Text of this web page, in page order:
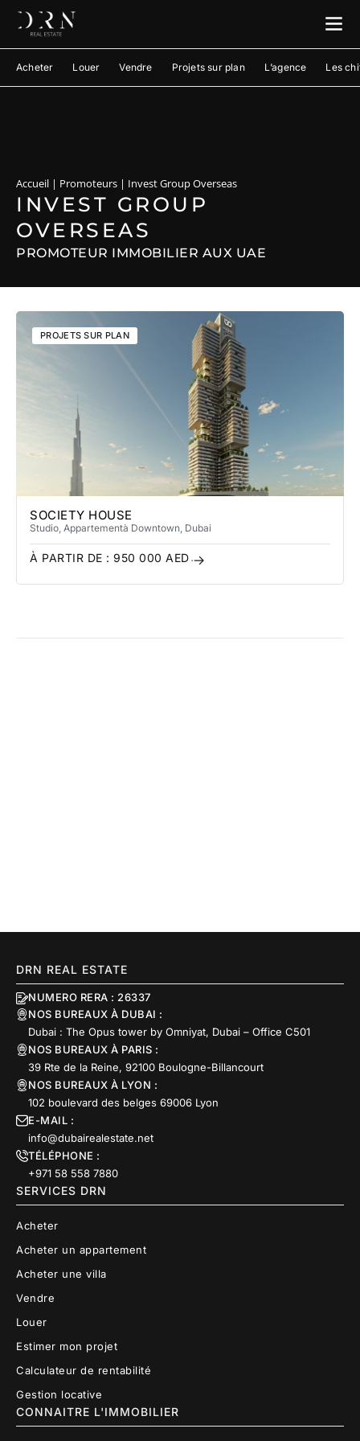
Acheter Louer Vendre Projets sur plan L’agence Les
Accueil | Promoteurs | Invest Group Overseas
INVEST GROUP
OVERSEAS
PROMOTEUR IMMOBILIER AUX UAE
PROJETS SUR PLAN
SOCIETY HOUSE
Studio, Appartementà Downtown , Dubai
À PARTIR DE : 950 000 AED
DRN REAL ESTATE
NUMERO RERA : 26337
NOS BUREAUX À DUBAI :
Dubai : The Opus tower by Omniyat, Dubai – Office C501
NOS BUREAUX À PARIS :
39 Rte de la Reine, 92100 Boulogne-Billancourt
NOS BUREAUX À LYON :
102 boulevard des belges 69006 Lyon
E-MAIL :
info@dubairealestate.net
TÉLÉPHONE :
+971 58 558 7880
SERVICES DRN
Acheter
Acheter un appartement
Acheter une villa
Vendre
Louer
Estimer mon projet
Calculateur de rentabilité
Gestion locative
CONNAITRE L'IMMOBILIER